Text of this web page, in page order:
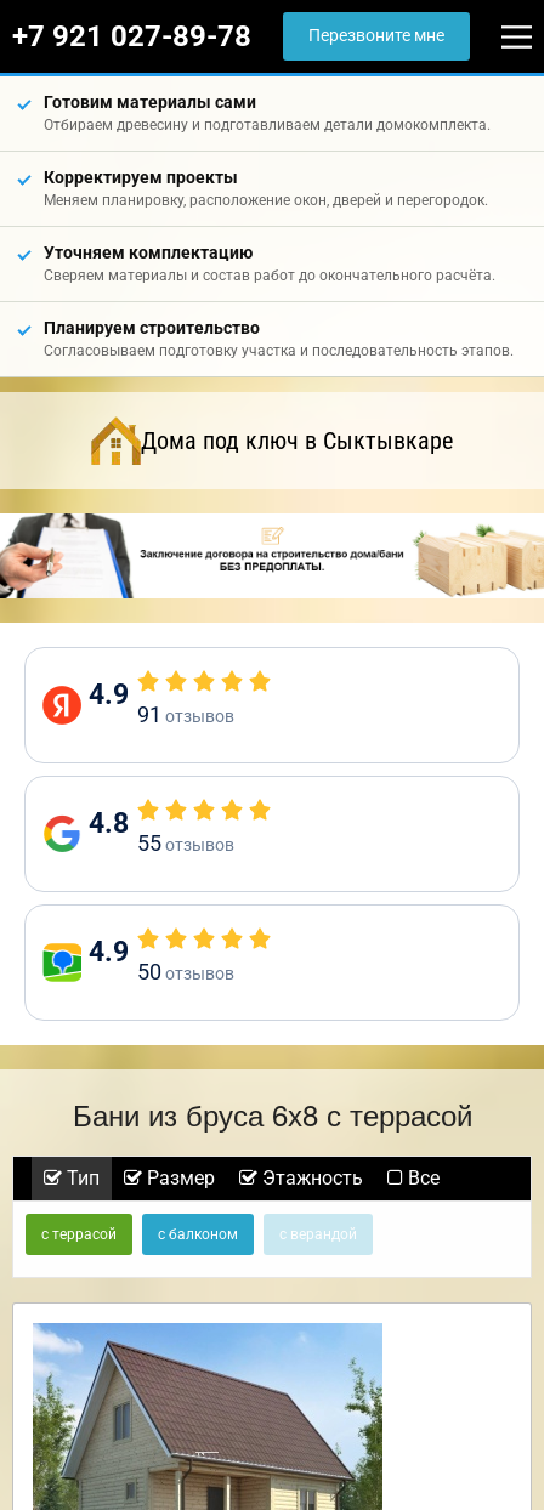
+7 921 027-89-78 Перезвоните мне
Готовим материалы сами
Отбираем древесину и подготавливаем детали домокомплекта.
Корректируем проекты
Меняем планировку, расположение окон, дверей и перегородок.
Уточняем комплектацию
Сверяем материалы и состав работ до окончательного расчёта.
Планируем строительство
Согласовываем подготовку участка и последовательность этапов.
Дома под ключ в Сыктывкаре
4.9
91 отзывов
4.8
55отзывов
4.9
50отзывов
Бани из бруса 6х8 с террасой
Тип Размер Этажность Все
с террасой с балконом с верандой